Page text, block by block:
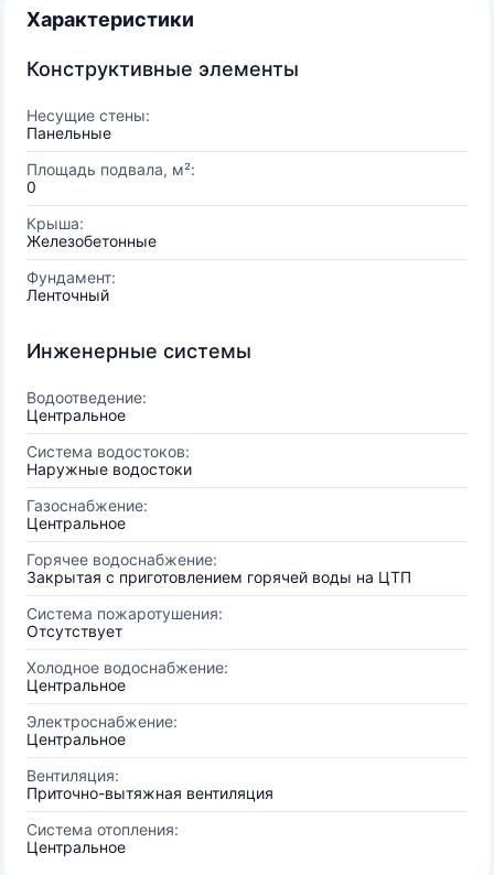
Характеристики
Конструктивные элементы
Несущие стены:
Панельные
Площадь подвала, м²:
0
Крыша:
Железобетонные
Фундамент:
Ленточный
Инженерные системы
Водоотведение:
Центральное
Система водостоков:
Наружные водостоки
Газоснабжение:
Центральное
Горячее водоснабжение:
Закрытая с приготовлением горячей воды на ЦТП
Система пожаротушения:
Отсутствует
Холодное водоснабжение:
Центральное
Электроснабжение:
Центральное
Вентиляция:
Приточно-вытяжная вентиляция
Система отопления:
Центральное